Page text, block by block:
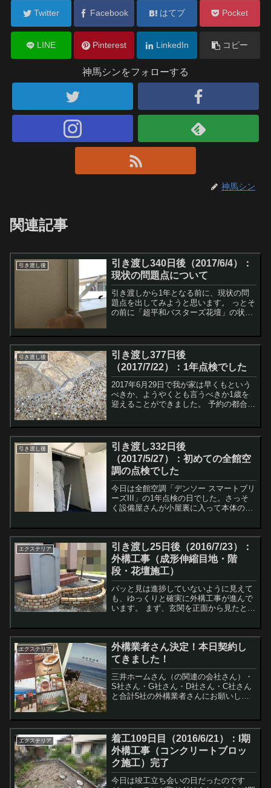
Twitter Facebook はてブ Pocket
LINE Pinterest LinkedIn コピー
神馬シンをフォローする
神馬シン
関連記事
引き渡し後
引き渡し340日後（2017/6/4）：
現状の問題点について
引き渡しから1年となる前に、現状の問
題点を出してみようと思います。 っとそ
の前に「超平和バスターズ花壇」の状況
草っぽいですが、色が...
引き渡し後
引き渡し377日後
（2017/7/22）：1年点検でした
2017年6月29日で我が家は早くもという
べきか、ようやくとも言うべきか1歳を
迎えることができました。 予約の都合
た三井ホ...
引き渡し後
引き渡し332日後
（2017/5/27）：初めての全館空
調の点検でした
今日は全館空調「デンソー スマートブリ
ーズIII」の1年点検の日でした。さっそ
く設備屋さんが小屋裏に入って本体の点
すがに狭いし邪魔になりそうなのでおと
なしく待ちます。 小屋裏から出てきて言
われた...
エクステリア
引き渡し25日後（2016/7/23）：
外構工事（成形伸縮目地・階
段・花壇施工）
パッと見は進捗していないように見えて
も、ゆっくりと確実に外構工事が進んで
います。 まず、玄関を正面から見たとこ
が終わりました。 別の角度で見るとこん
な感じです。門壁はまだ下地の状態です
が、さら...
エクステリア
外構業者さん決定！本日契約し
てきました！
三井ホームさん（の関連の会社さん）・
S社さん・G社さん・D社さん・C社さん
と合計5社の外構業者さんにお願いした
契約を取り...
エクステリア
着工109日目（2016/6/21）：I期
外構工事（コンクリートブロッ
ク施工）完了
今日は竣工立ち会いの日だったのです